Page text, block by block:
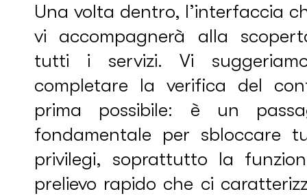
Una volta dentro, l’interfaccia
vi accompagnerà alla
tutti i servizi. Vi
completare la verifica del
prima possibile: è un
fondamentale per sbloccare
privilegi, soprattutto la
prelievo rapido che ci